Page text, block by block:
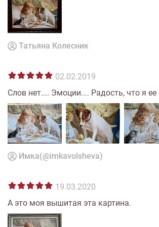
Татьяна Колесник
02.02.2019
Слов нет.... Эмоции.... Радость, что я ее
Имка(@imkavolsheva)
19.03.2020
А это моя вышитая эта картина.